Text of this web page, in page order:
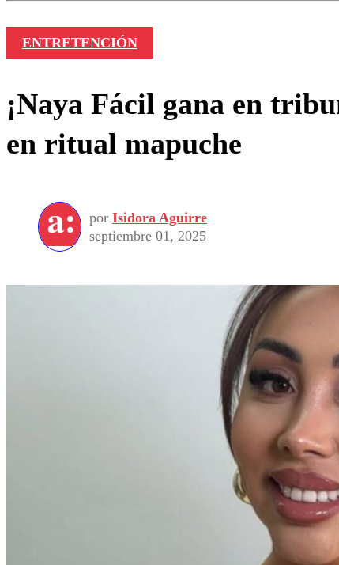
ENTRETENCIÓN
¡Naya Fácil gana en
en ritual mapuche
por Isidora Aguirre
septiembre 01, 2025